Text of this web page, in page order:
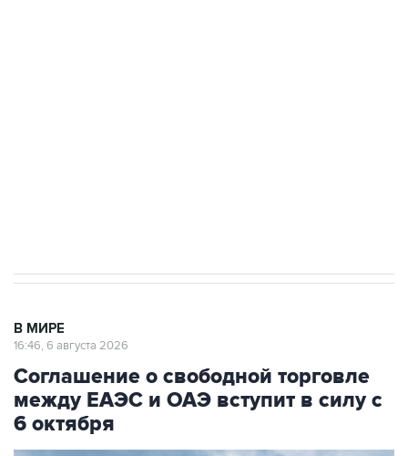
В МИРЕ
16:46, 6 августа 2026
Соглашение о свободной торговле
между ЕАЭС и ОАЭ вступит в силу с
6 октября